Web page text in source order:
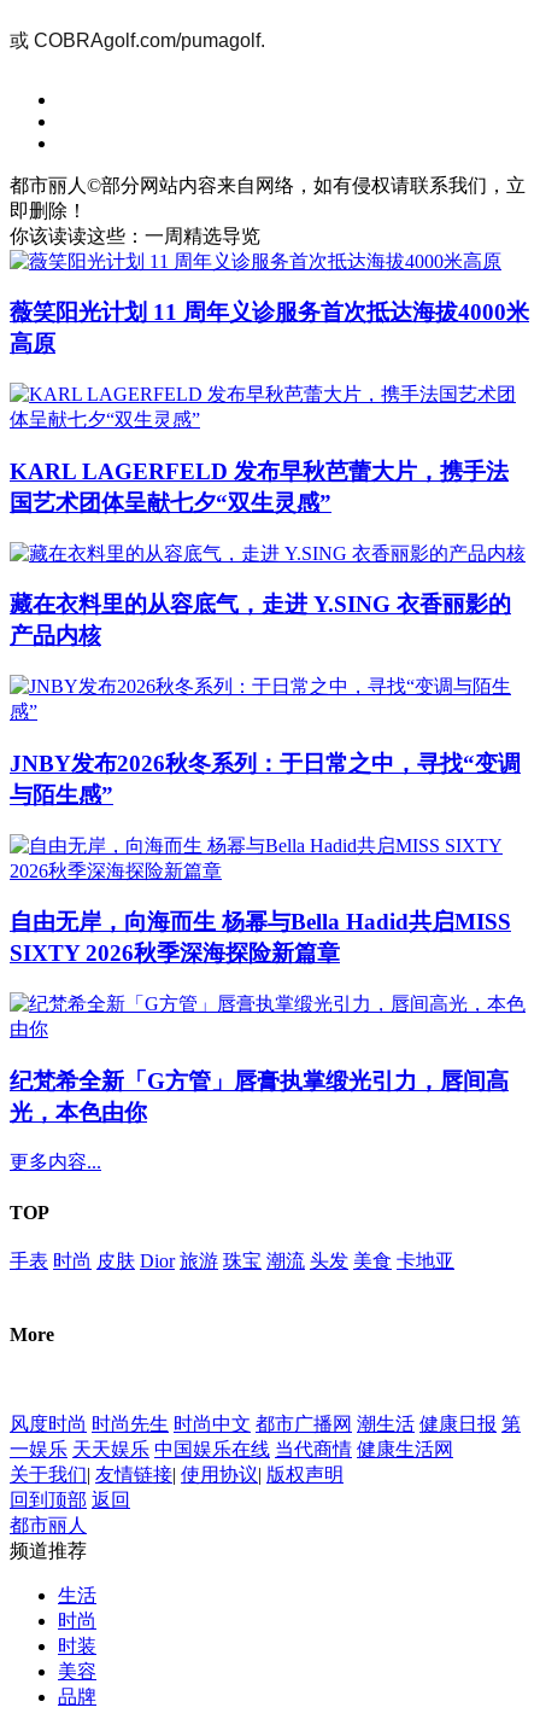
或 COBRAgolf.com/pumagolf.
都市丽人©部分网站内容来自网络，如有侵权请联系我们，立
即删除！
你该读读这些：一周精选导览
薇笑阳光计划 11 周年义诊服务首次抵达海拔4000米
高原
KARL LAGERFELD 发布早秋芭蕾大片，携手法
国艺术团体呈献七夕“双生灵感”
藏在衣料里的从容底气，走进 Y.SING 衣香丽影的
产品内核
JNBY发布2026秋冬系列：于日常之中，寻找“变调
与陌生感”
自由无岸，向海而生 杨幂与Bella Hadid共启MISS
SIXTY 2026秋季深海探险新篇章
纪梵希全新「G方管」唇膏执掌缎光引力，唇间高
光，本色由你
更多内容...
TOP
手表 时尚 皮肤 Dior 旅游 珠宝 潮流 头发 美食 卡地亚
More
风度时尚 时尚先生 时尚中文 都市广播网 潮生活 健康日报 第
一娱乐 天天娱乐 中国娱乐在线 当代商情 健康生活网
关于我们 友情链接 使用协议 版权声明
回到顶部 返回
都市丽人
频道推荐
生活
时尚
时装
美容
品牌